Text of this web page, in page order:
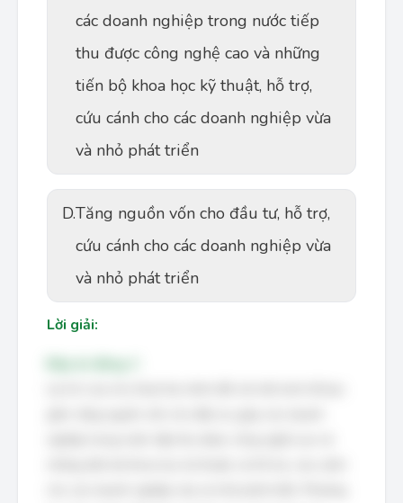
các doanh nghiệp trong nước tiếp
thu được công nghệ cao và những
tiến bộ khoa học kỹ thuật, hỗ trợ,
cứu cánh cho các doanh nghiệp vừa
và nhỏ phát triển
D.Tăng nguồn vốn cho đầu tư, hỗ trợ,
cứu cánh cho các doanh nghiệp vừa
và nhỏ phát triển
Lời giải: